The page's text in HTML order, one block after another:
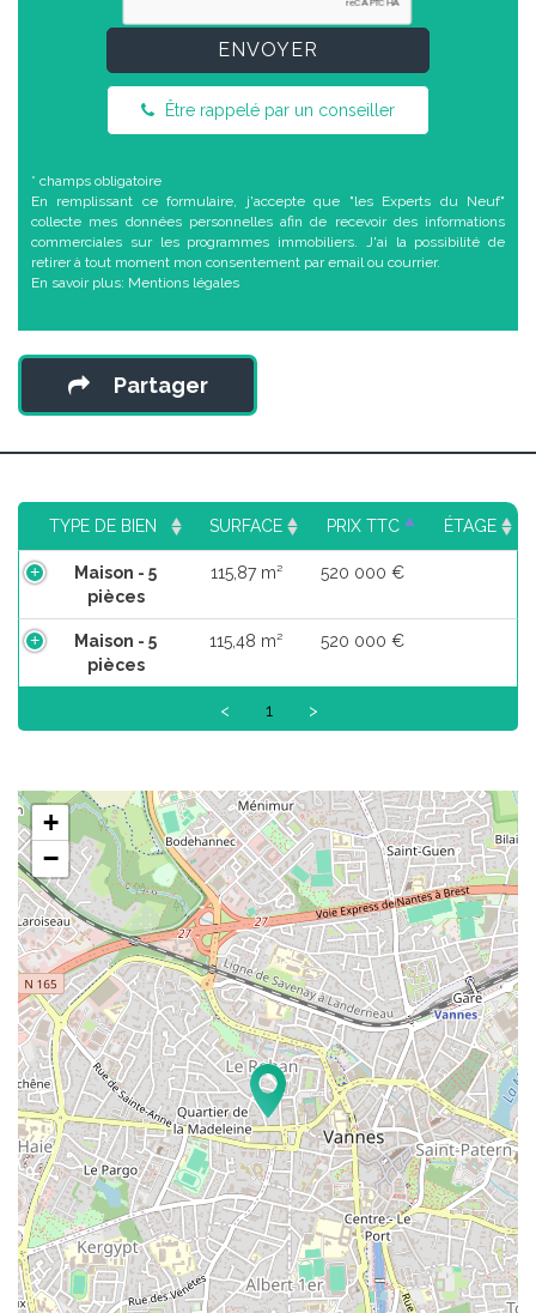
ENVOYER
Être rappelé par un conseiller
* champs obligatoire
En remplissant ce formulaire, j'accepte que "les Experts du Neuf"
collecte mes données personnelles afin de recevoir des informations
commerciales sur les programmes immobiliers. J'ai la possibilité de
retirer à tout moment mon consentement par email ou courrier.
En savoir plus: Mentions légales
Partager
TYPE DE BIEN SURFACE PRIX TTC ÉTAGE
Maison - 5
pièces
115,87 m² 520 000 €
Maison - 5
pièces
115,48 m² 520 000 €
< 1 >
+
−